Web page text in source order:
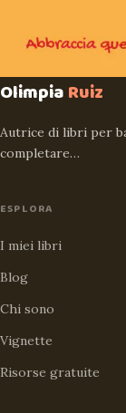
OlimpiaRuiz
Autrice di libri per
completare…
ESPLORA
I miei libri
Blog
Chi sono
Vignette
Risorse gratuite